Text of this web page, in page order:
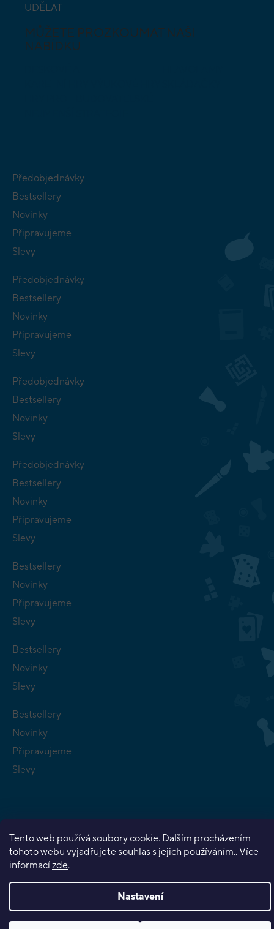
Tento web používá soubory cookie. Dalším procházením
tohoto webu vyjadřujete souhlas s jejich používáním.. Více
informacízde.
Nastavení
UDĚLAT
MŮŽETE PROZKOUMAT NAŠI
NABÍDKU
Předobjednávky
Bestsellery
Novinky
Připravujeme
Slevy
Předobjednávky
Bestsellery
Novinky
Připravujeme
Slevy
Předobjednávky
Bestsellery
Novinky
Slevy
Předobjednávky
Bestsellery
Novinky
Připravujeme
Slevy
Bestsellery
Novinky
Připravujeme
Slevy
Bestsellery
Novinky
Slevy
Bestsellery
Novinky
Připravujeme
Slevy
Vytvořil Shoptet Premium
Copyright 2026 Planeta her. Všechna práva vyhrazena.